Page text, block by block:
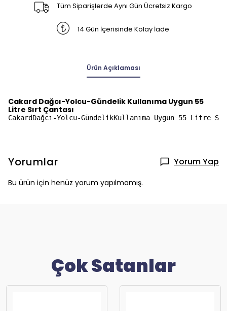
Tüm Siparişlerde Aynı Gün Ücretsiz Kargo
14 Gün İçerisinde Kolay İade
Ürün Açıklaması
Cakard Dağcı-Yolcu-Gündelik Kullanıma Uygun 55
Litre Sırt Çantası
CakardDağcı-Yolcu-GündelikKullanıma Uygun 55
Yorumlar Yorum Yap
Bu ürün için henüz yorum yapılmamış.
Çok Satanlar